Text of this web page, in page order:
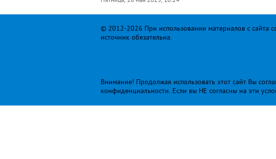
© 2012-2026 При использовании материалов с сайта
источник обязательна.
Внимание! Продолжая использовать этот сайт Вы
конфиденциальности. Если вы НЕ согласны на эти